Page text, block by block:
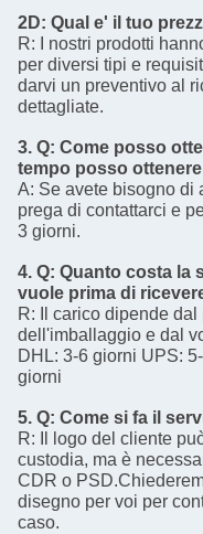
2D: Qual e' il tuo
R: I nostri prodotti
per diversi tipi e
darvi un preventivo al
dettagliate.
3. Q: Come posso
tempo posso
A: Se avete bisogno di
prega di contattarci e
3 giorni.
4. Q: Quanto costa la
vuole prima di
R: Il carico dipende
dell'imballaggio e dal
DHL: 3-6 giorni UPS:
giorni
5. Q: Come si fa il
R: Il logo del cliente
custodia, ma è
CDR o
disegno per voi per
caso.